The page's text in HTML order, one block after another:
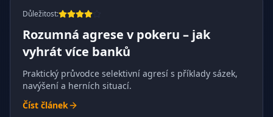
Důležitost:
Rozumná agrese v pokeru – jak
vyhrát více banků
Praktický průvodce selektivní agresí s příklady sázek,
navýšení a herních situací.
Číst článek